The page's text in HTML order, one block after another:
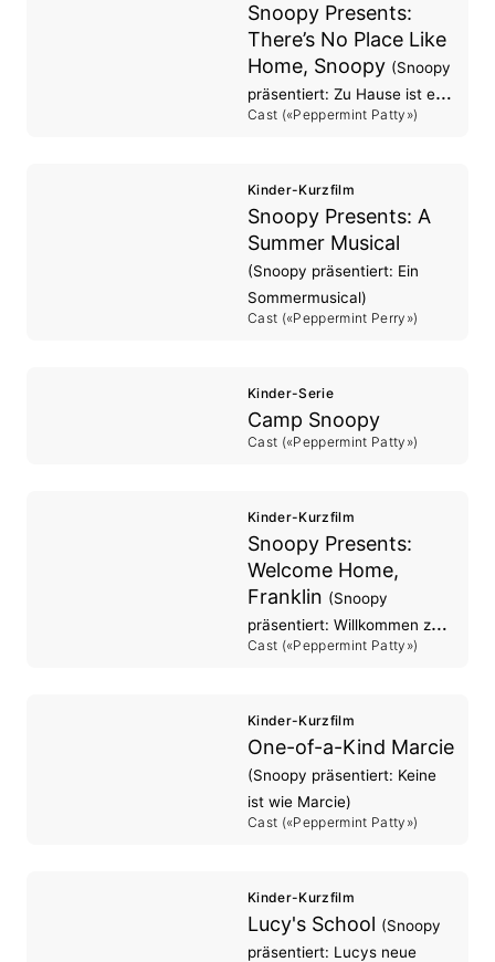
Snoopy Presents:
There’s No Place Like
Home, Snoopy (Snoopy
präsentiert: Zu Hause ist es
am schönsten)
Cast («Peppermint Patty»)
Kinder-Kurzfilm
Snoopy Presents: A
Summer Musical
(Snoopy präsentiert: Ein
Sommermusical)
Cast («Peppermint Perry»)
Kinder-Serie
Camp Snoopy
Cast («Peppermint Patty»)
Kinder-Kurzfilm
Snoopy Presents:
Welcome Home,
Franklin (Snoopy
präsentiert: Willkommen zu
Hause, Franklin)
Cast («Peppermint Patty»)
Kinder-Kurzfilm
One-of-a-Kind Marcie
(Snoopy präsentiert: Keine
ist wie Marcie)
Cast («Peppermint Patty»)
Kinder-Kurzfilm
Lucy's School (Snoopy
präsentiert: Lucys neue